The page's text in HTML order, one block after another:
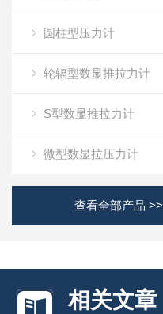
圆柱型压力计
轮辐型数显推拉力计
S型数显推拉力计
微型数显拉压力计
查看全部产品 >>
相关文章